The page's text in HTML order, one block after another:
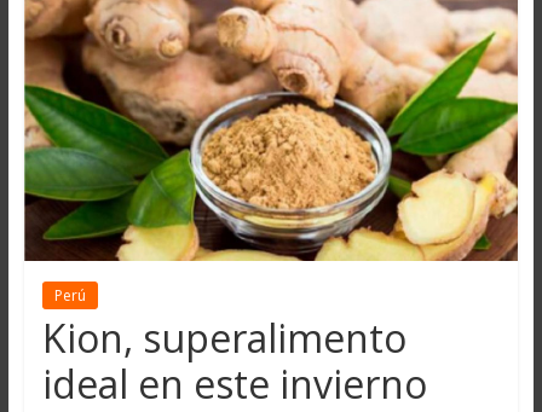
Perú
Kion, superalimento
ideal en este invierno